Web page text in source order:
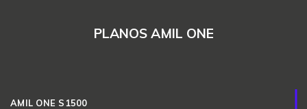
PLANOS AMIL ONE
AMIL ONE S1500